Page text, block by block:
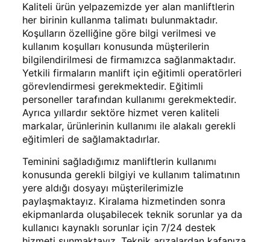
Kaliteli ürün yelpazemizde yer alan manliftlerin
her birinin kullanma talimatı bulunmaktadır.
Koşulların özelliğine göre bilgi verilmesi ve
kullanım koşulları konusunda müşterilerin
bilgilendirilmesi de firmamızca sağlanmaktadır.
Yetkili firmaların manlift için eğitimli operatörleri
görevlendirmesi gerekmektedir. Eğitimli
personeller tarafından kullanımı gerekmektedir.
Ayrıca yıllardır sektöre hizmet veren kaliteli
markalar, ürünlerinin kullanımı ile alakalı gerekli
eğitimleri de sağlamaktadırlar.
Teminini sağladığımız manliftlerin kullanımı
konusunda gerekli bilgiyi ve kullanım talimatının
yere aldığı dosyayı müşterilerimizle
paylaşmaktayız. Kiralama hizmetinden sonra
ekipmanlarda oluşabilecek teknik sorunlar ya da
kullanıcı kaynaklı sorunlar için 7/24 destek